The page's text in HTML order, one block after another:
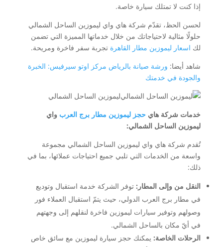
إذا كنت لا تمتلك سيارة خاصة.
لحسن الحظ، تقدّم شركة هاي واي ليموزين الساحل الشمالي
حلولًا مثالية لاحتياجاتك من خلال خدماتها المميزة التي تضمن
لك اسعار ليموزين مطار القاهرة تجربة سفر فاخرة ومريحة.
شاهد أيضا: ورشة صيانة بالرياض مركز اوتو سيرفيس: الخبرة
والجودة في خدمتك
ليموزين الساحل الشمالي
خدمات شركة هاي حجز ليموزين مطار برج العرب واي
ليموزين الساحل الشمالي:
تُقدم شركة هاي واي ليموزين الساحل الشمالي مجموعة
واسعة من الخدمات التي تلبي جميع احتياجات عملائها، بما في
ذلك:
النقل من وإلى المطار: توفر الشركة خدمة استقبال وتوديع
في مطار برج العرب الدولي، حيث يتمّ استقبال العملاء فور
وصولهم وتوفير سيارات ليموزين فاخرة لنقلهم إلى وجهتهم
في أيّ مكان بالساحل الشمالي.
الرحلات الخاصة: يمكنك حجز سيارة ليموزين مع سائق خاص